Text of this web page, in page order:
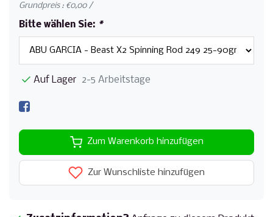
Grundpreis : €0,00 /
Bitte wählen Sie: *
Auf Lager 2-5 Arbeitstage
Zum Warenkorb hinzufügen
Zur Wunschliste hinzufügen